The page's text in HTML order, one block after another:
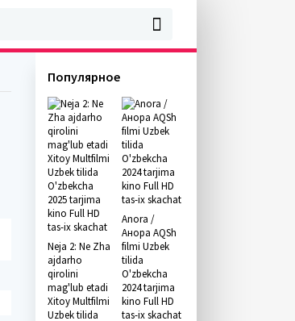
Популярное
Neja 2: Ne Zha
ajdarho
qirolini
mag'lub etadi
Xitoy Multfilmi
Uzbek tilida
Anora /
Анора AQSh
filmi Uzbek
tilida
O'zbekcha
2024 tarjima
kino Full HD
tas-ix skachat